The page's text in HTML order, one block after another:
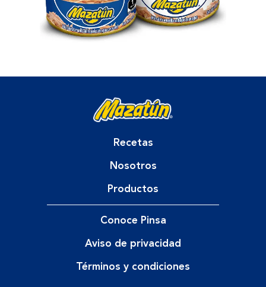
Recetas
Nosotros
Productos
Conoce Pinsa
Aviso de privacidad
Términos y condiciones